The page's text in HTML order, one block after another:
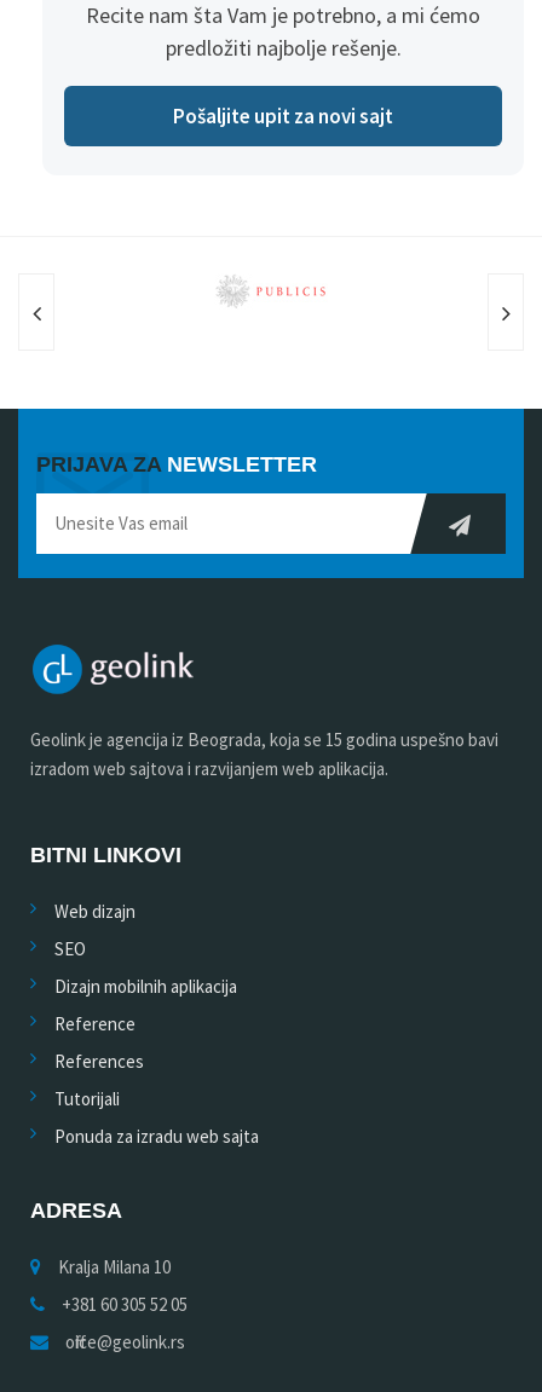
Recite nam šta Vam je potrebno, a mi ćemo
predložiti najbolje rešenje.
Pošaljite upit za novi sajt
PRIJAVA ZA NEWSLETTER
Geolink je agencija iz Beograda, koja se 15 godina uspešno bavi
izradom web sajtova i razvijanjem web aplikacija.
BITNI LINKOVI
Web dizajn
SEO
Dizajn mobilnih aplikacija
Reference
References
Tutorijali
Ponuda za izradu web sajta
ADRESA
Kralja Milana 10
+381 60 305 52 05
office@geolink.rs